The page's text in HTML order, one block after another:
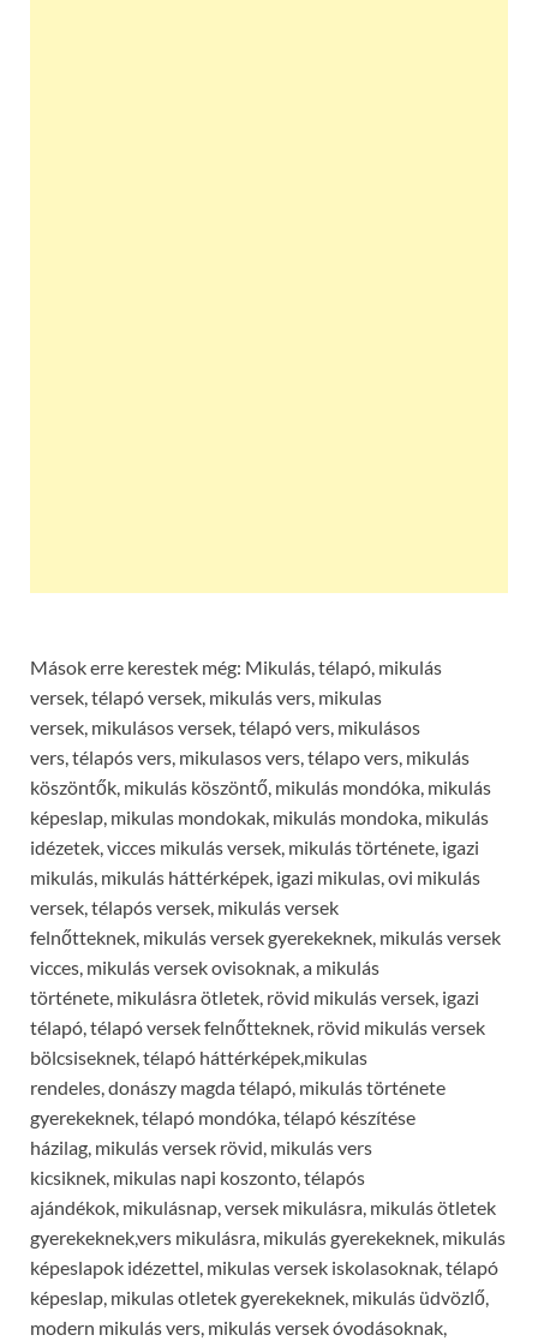
Mások erre kerestek még: Mikulás, télapó, mikulás
versek, télapó versek, mikulás vers, mikulas
versek, mikulásos versek, télapó vers, mikulásos
vers, télapós vers, mikulasos vers, télapo vers, mikulás
köszöntők, mikulás köszöntő, mikulás mondóka, mikulás
képeslap, mikulas mondokak, mikulás mondoka, mikulás
idézetek, vicces mikulás versek, mikulás története, igazi
mikulás, mikulás háttérképek, igazi mikulas, ovi mikulás
versek, télapós versek, mikulás versek
felnőtteknek, mikulás versek gyerekeknek, mikulás versek
vicces, mikulás versek ovisoknak, a mikulás
története, mikulásra ötletek, rövid mikulás versek, igazi
télapó, télapó versek felnőtteknek, rövid mikulás versek
bölcsiseknek, télapó háttérképek,mikulas
rendeles, donászy magda télapó, mikulás története
gyerekeknek, télapó mondóka, télapó készítése
házilag, mikulás versek rövid, mikulás vers
kicsiknek, mikulas napi koszonto, télapós
ajándékok, mikulásnap, versek mikulásra, mikulás ötletek
gyerekeknek,vers mikulásra, mikulás gyerekeknek, mikulás
képeslapok idézettel, mikulas versek iskolasoknak, télapó
képeslap, mikulas otletek gyerekeknek, mikulás üdvözlő,
modern mikulás vers, mikulás versek óvodásoknak,